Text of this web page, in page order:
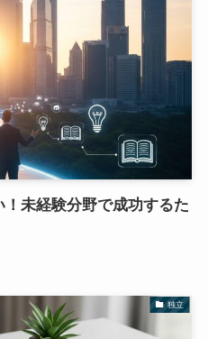
未経験分野で成功するた
独立